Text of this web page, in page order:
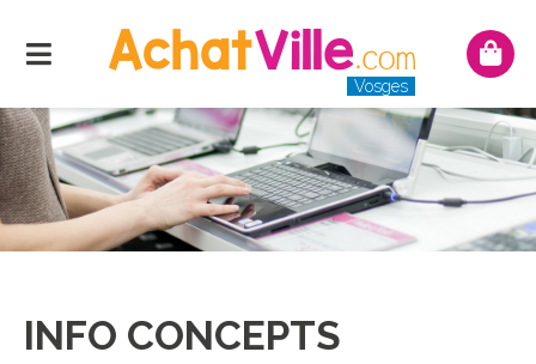
Menu
Vosges
Mon
INFO CONCEPTS